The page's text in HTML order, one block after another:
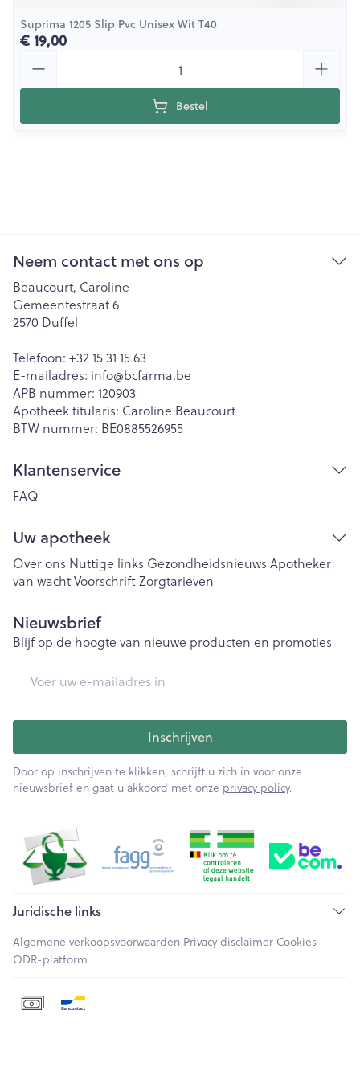
Suprima 1205 Slip Pvc Unisex Wit T40
€ 19,00
Bestel
Neem contact met ons op
Beaucourt, Caroline
Gemeentestraat 6
2570 Duffel
Telefoon: +32 15 31 15 63
E-mailadres: info@bcfarma.be
APB nummer: 120903
Apotheek titularis: Caroline Beaucourt
BTW nummer: BE0885526955
Klantenservice
FAQ
Uw apotheek
Over ons Nuttige links Gezondheidsnieuws Apotheker
van wachtVoorschriftZorgtarieven
Nieuwsbrief
Blijf op de hoogte van nieuwe producten en promoties
Inschrijven
Door op inschrijven te klikken, schrijft u zich in voor onze
nieuwsbrief en gaat u akkoord met onze privacy policy.
Juridische links
Algemene verkoopsvoorwaarden Privacy disclaimer Cookies
ODR-platform